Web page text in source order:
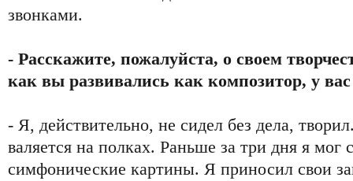
звонками.
- Расскажите, пожалуйста, о своем
как вы развивались как композитор, у вас
- Я, действительно, не сидел без дела,
валяется на полках. Раньше за три дня я мог
симфонические картины. Я приносил свои